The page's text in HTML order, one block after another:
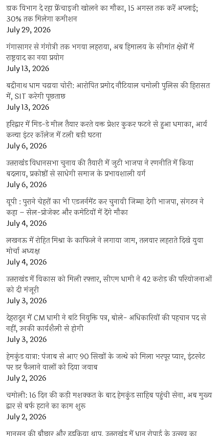
डाक विभाग दे रहा फ्रेंचाइजी खोलने का मौका, 15 अगस्त तक करें अप्लाई;
30% तक मिलेगा कमीशन
July 29, 2026
गंगासागर से गंगोत्री तक भगवा लहराया, अब हिमालय के सीमांत क्षेत्रों में
राष्ट्रवाद का नया प्रयोग
July 13, 2026
बद्रीनाथ धाम चढ़ावा चोरी: आरोपित प्रमोद नौटियाल चमोली पुलिस की हिरासत
में, SIT करेगी पूछताछ
July 13, 2026
हरिद्वार में मिड-डे मील तैयार करते वक्त प्रेशर कुकर फटने से हुआ धमाका, आर्य
कन्या इंटर कॉलेज में टली बड़ी घटना
July 6, 2026
उत्तराखंंड विधानसभा चुनाव की तैयारी में जुटी भाजपा ने रणनीति में किया
बदलाव, प्रकोष्ठों से साधेगी समाज के प्रभावशाली वर्ग
July 6, 2026
यूपी : पुराने चेहरों का भी एडजर्नमेंट कर चुनावी जिम्मा देगी भाजपा, संगठन ने
कहा – सेल-प्रोजेक्ट और कमेटियों में देंगे मौका
July 4, 2026
लखनऊ में रोहित मिश्रा के काफिले ने लगाया जाम, तलवार लहराते दिखे युवा
मोर्चा अध्यक्ष
July 4, 2026
उत्तराखंड में विकास को मिली रफ्तार, सीएम धामी ने 42 करोड़ की परियोजनाओं
को दी मंजूरी
July 3, 2026
देहरादून में CM धामी ने बांटे नियुक्ति पत्र, बोले- अधिकारियों की पहचान पद से
नहीं, उनकी कार्यशैली से होगी
July 3, 2026
हेमकुंड यात्रा: पंजाब से आए 90 सिखों के जत्थे को मिला भरपूर प्यार, इंटरनेट
पर डर फैलाने वालों को दिया जवाब
July 2, 2026
चमोली: 16 दिन की कड़ी मशक्कत के बाद हेमकुंड साहिब पहुंची सेना, अब मुख्य
द्वार से बर्फ हटाने का काम शुरू
July 2, 2026